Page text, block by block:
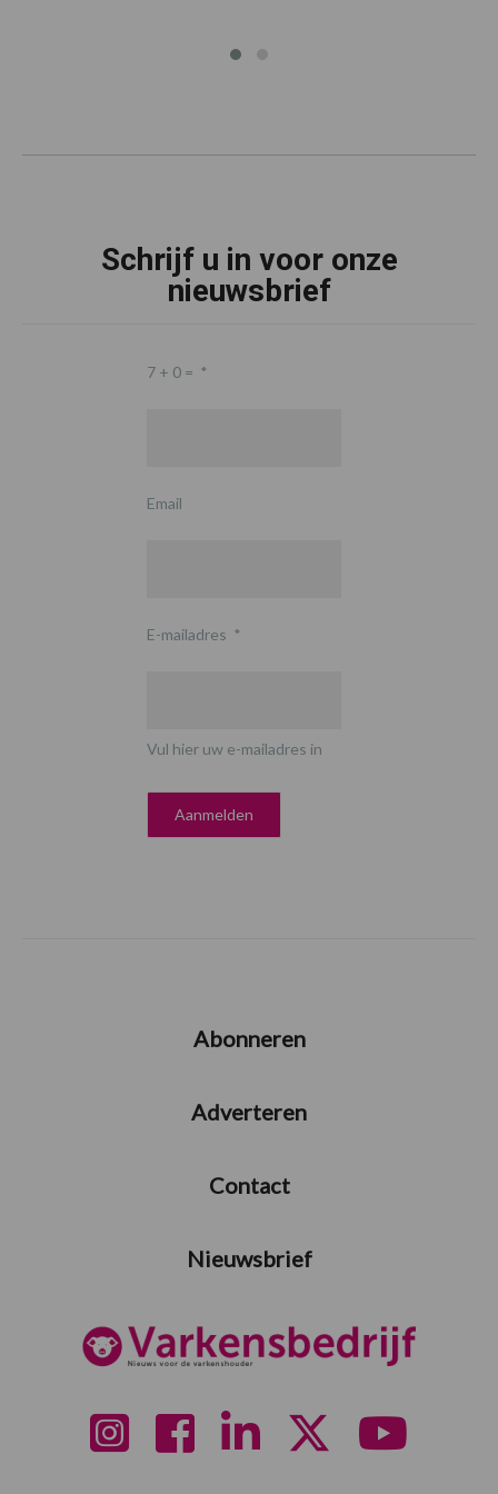
Schrijf u in voor onze
nieuwsbrief
7 + 0 = *
Email
E-mailadres *
Vul hier uw e-mailadres in
Abonneren
Adverteren
Contact
Nieuwsbrief